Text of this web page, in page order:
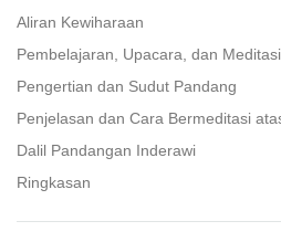
Aliran Kewiharaan
Pembelajaran, Upacara, dan Meditasi
Pengertian dan Sudut Pandang
Penjelasan dan Cara Bermeditasi
Dalil Pandangan Inderawi
Ringkasan